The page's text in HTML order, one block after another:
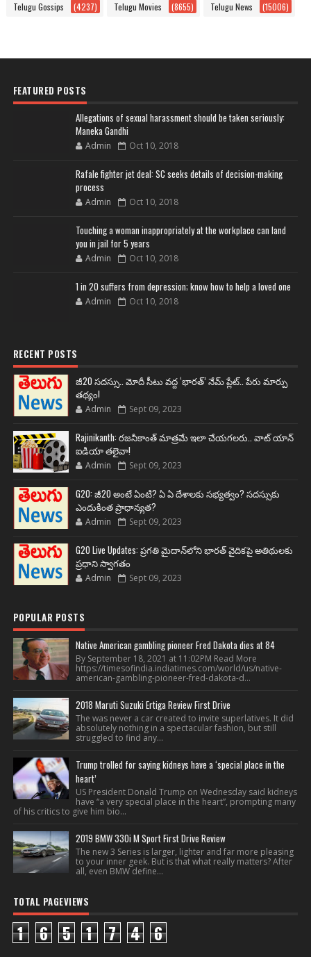
Telugu Gossips (4237) Telugu Movies (8655) Telugu News (15006)
FEATURED POSTS
Allegations of sexual harassment should be taken seriously:
Maneka Gandhi
Admin Oct 10, 2018
Rafale fighter jet deal: SC seeks details of decision-making
process
Admin Oct 10, 2018
Touching a woman inappropriately at the workplace can land
you in jail for 5 years
Admin Oct 10, 2018
1 in 20 suffers from depression; know how to help a loved one
Admin Oct 10, 2018
RECENT POSTS
జీ20 సదస్సు.. మోదీ సీటు వద్ద ‘భారత్’ నేమ్ ప్లేట్‌.. పేరు మార్పు
తథ్యం!
Admin Sept 09, 2023
Rajinikanth: రజనీకాంత్ మాత్రమే ఇలా చేయగలరు.. వాట్ యాన్
ఐడియా తలైవా!
Admin Sept 09, 2023
G20: జీ20 అంటే ఏంటి? ఏ ఏ దేశాలకు సభ్యత్వం? సదస్సుకు
ఎందుకింత ప్రాధాన్యత?
Admin Sept 09, 2023
G20 Live Updates: ప్రగతి మైదాన్‌లోని భారత్ వైదికపై అతిథులకు
ప్రధాని స్వాగతం
Admin Sept 09, 2023
POPULAR POSTS
Native American gambling pioneer Fred Dakota dies at 84
By September 18, 2021 at 11:02PM Read More
https://timesofindia.indiatimes.com/world/us/native-
american-gambling-pioneer-fred-dakota-d...
2018 Maruti Suzuki Ertiga Review First Drive
The was never a car created to invite superlatives. It did
absolutely nothing in a spectacular fashion, but still
struggled to find any...
Trump trolled for saying kidneys have a ‘special place in the
heart’
US President Donald Trump on Wednesday said kidneys
have “a very special place in the heart”, prompting many
of his critics to give him bio...
2019 BMW 330i M Sport First Drive Review
The new 3 Series is larger, lighter and far more pleasing
to your inner geek. But is that what really matters? After
all, even BMW define...
TOTAL PAGEVIEWS
1 6 5 1 7 4 6